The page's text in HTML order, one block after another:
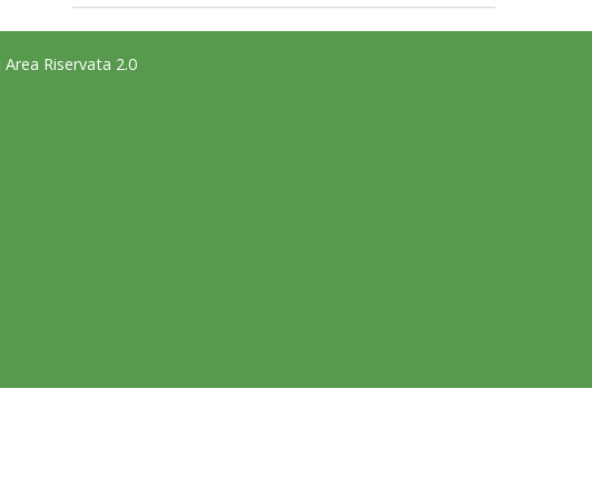
Area Riservata 2.0